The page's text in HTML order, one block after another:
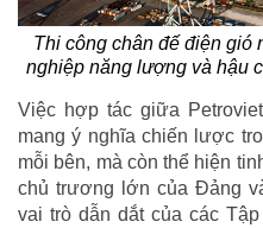
Thi công chân đế điện gió
nghiệp năng lượng và hậu
Việc hợp tác giữa
mang ý nghĩa chiến lược
mỗi bên, mà còn thể hiện
chủ trương lớn của Đảng
vai trò dẫn dắt của các